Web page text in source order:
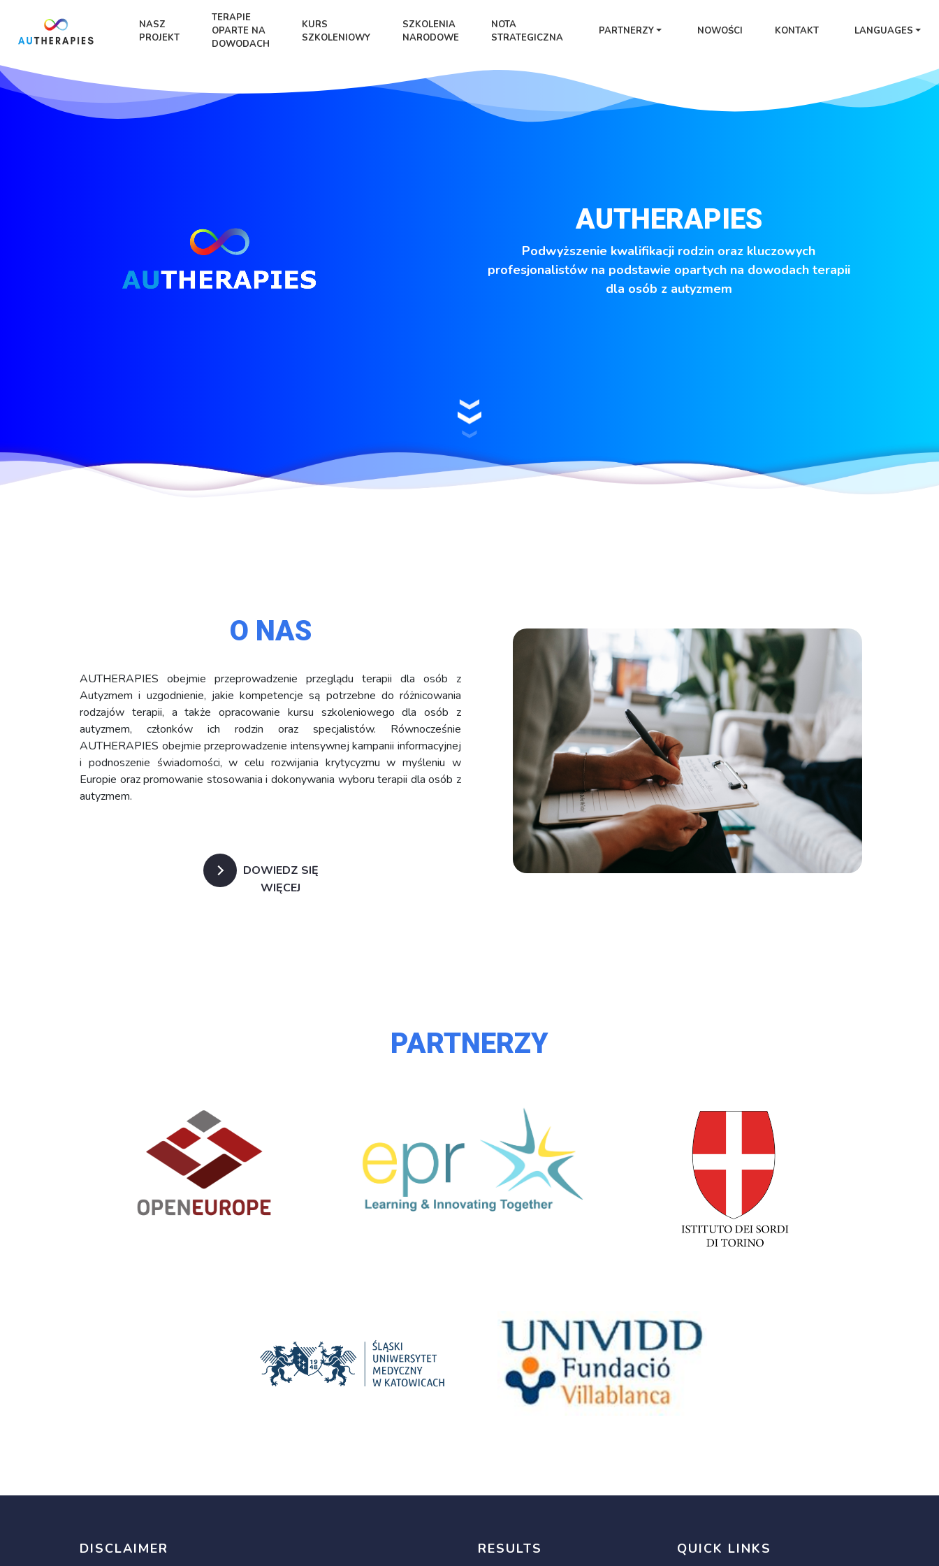
NASZ
PROJEKT
TERAPIE
OPARTE NA
DOWODACH
KURS
SZKOLENIOWY
SZKOLENIA
NARODOWE
NOTA
STRATEGICZNA
PARTNERZY NOWOŚCI KONTAKT LANGUAGES
AUTHERAPIES
Podwyższenie kwalifikacji rodzin oraz kluczowych
profesjonalistów na podstawie opartych na dowodach terapii
dla osób z autyzmem
O NAS
AUTHERAPIES obejmie przeprowadzenie przeglądu terapii dla osób z
Autyzmem i uzgodnienie, jakie kompetencje są potrzebne do różnicowania
rodzajów terapii, a także opracowanie kursu szkoleniowego dla osób z
autyzmem, członków ich rodzin oraz specjalistów. Równocześnie
AUTHERAPIES obejmie przeprowadzenie intensywnej kampanii informacyjnej
i podnoszenie świadomości, w celu rozwijania krytycyzmu w myśleniu w
Europie oraz promowanie stosowania i dokonywania wyboru terapii dla osób z
autyzmem.
DOWIEDZ SIĘ
WIĘCEJ
PARTNERZY
DISCLAIMER RESULTS QUICK LINKS